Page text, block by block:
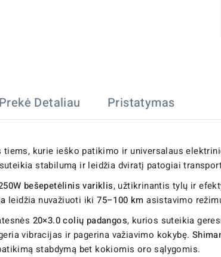
Prekė Detaliau Pristatymas
tiems, kurie ieško patikimo ir universalaus
stabilumą ir leidžia dviratį patogiai
bešepetėlinis variklis, užtikrinantis tylų ir
leidžia nuvažiuoti iki75–100 km asistavimo
20×3.0 colių padangos, kurios suteikia
vibracijas ir pagerina važiavimo kokybę.
stabdymą bet kokiomis oro sąlygomis.